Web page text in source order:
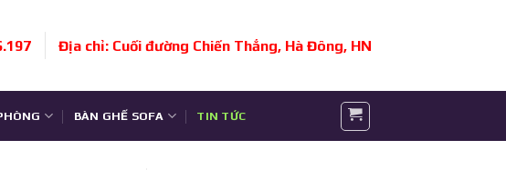
Địa chỉ: Cuối đường Chiến Thắng, Hà Đông, HN
BÀN GHẾ SOFA TIN TỨC